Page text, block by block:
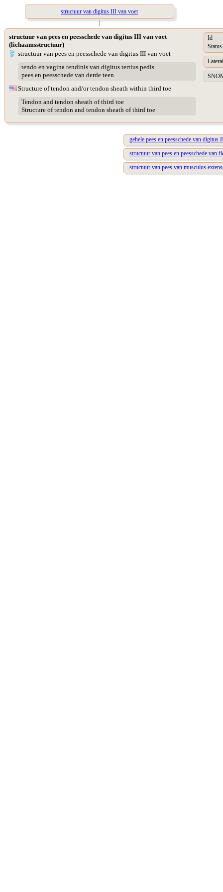
structuur van digitus III van voet
|
structuur van pees en peesschede van digitus III van voet
(lichaamsstructuur)
structuur van pees en peesschede van digitus III van voet
tendo en vagina tendinis van digitus tertius pedis
pees en peesschede van derde teen
Structure of tendon and/or tendon sheath within third toe
Tendon and tendon sheath of third toe
Structure of tendon and tendon sheath of third toe
Id
Status
gehele pees en peesschede van digitus
structuur van pees en peesschede van
structuur van pees van musculus